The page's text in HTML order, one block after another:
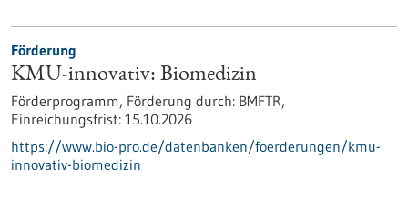
Förderung
KMU-innovativ: Biomedizin
Förderprogramm, Förderung durch: BMFTR,
Einreichungsfrist: 15.10.2026
https://www.bio-pro.de/datenbanken/foerderungen/kmu-
innovativ-biomedizin